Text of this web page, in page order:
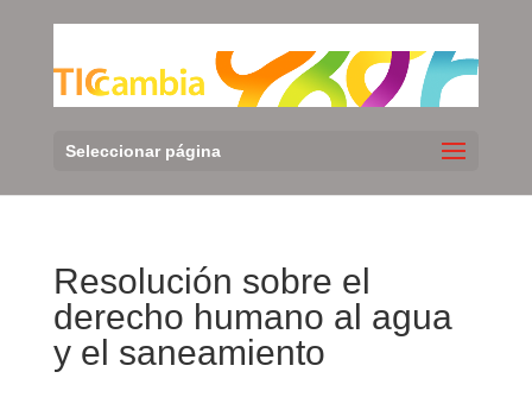
Seleccionar página
Resolución sobre el
derecho humano al agua
y el saneamiento